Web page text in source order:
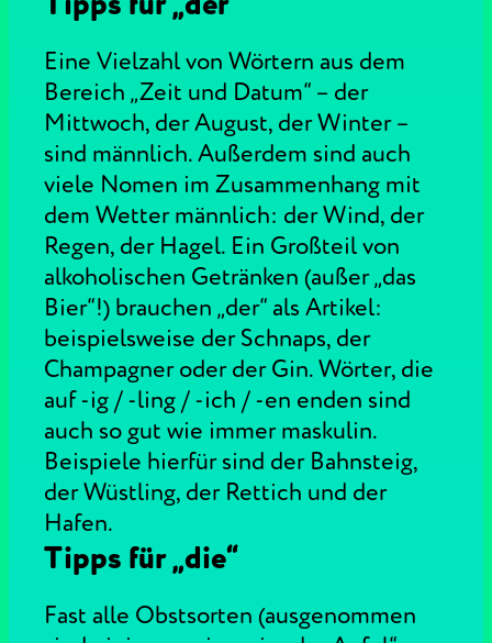
Eine Vielzahl von Wörtern aus dem
Bereich „Zeit und Datum“ – der
Mittwoch, der August, der Winter –
sind männlich. Außerdem sind auch
viele Nomen im Zusammenhang mit
dem Wetter männlich: der Wind, der
Regen, der Hagel. Ein Großteil von
alkoholischen Getränken (außer „das
Bier“!) brauchen „der“ als Artikel:
beispielsweise der Schnaps, der
Champagner oder der Gin. Wörter, die
auf -ig / -ling / -ich / -en enden sind
auch so gut wie immer maskulin.
Beispiele hierfür sind der Bahnsteig,
der Wüstling, der Rettich und der
Hafen.
Tipps für „die“
Fast alle Obstsorten (ausgenommen